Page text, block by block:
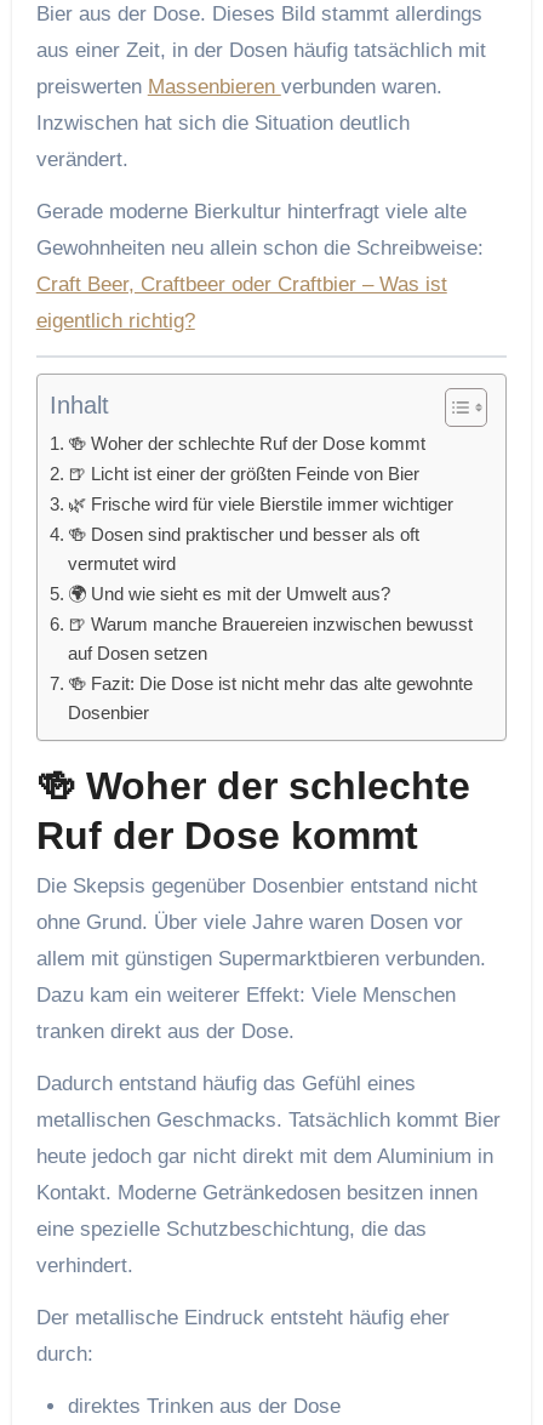
Bier aus der Dose. Dieses Bild stammt allerdings
aus einer Zeit, in der Dosen häufig tatsächlich mit
preiswerten Massenbieren verbunden waren.
Inzwischen hat sich die Situation deutlich
verändert.
Gerade moderne Bierkultur hinterfragt viele alte
Gewohnheiten neu allein schon die Schreibweise:
Craft Beer, Craftbeer oder Craftbier – Was ist
eigentlich richtig?
Inhalt
🍻 Woher der schlechte Ruf der Dose kommt
🍺 Licht ist einer der größten Feinde von Bier
🌿 Frische wird für viele Bierstile immer wichtiger
🍻 Dosen sind praktischer und besser als oft
vermutet wird
🌍 Und wie sieht es mit der Umwelt aus?
🍺 Warum manche Brauereien inzwischen bewusst
auf Dosen setzen
🍻 Fazit: Die Dose ist nicht mehr das alte gewohnte
Dosenbier
🍻 Woher der schlechte
Ruf der Dose kommt
Die Skepsis gegenüber Dosenbier entstand nicht
ohne Grund. Über viele Jahre waren Dosen vor
allem mit günstigen Supermarktbieren verbunden.
Dazu kam ein weiterer Effekt: Viele Menschen
tranken direkt aus der Dose.
Dadurch entstand häufig das Gefühl eines
metallischen Geschmacks. Tatsächlich kommt Bier
heute jedoch gar nicht direkt mit dem Aluminium in
Kontakt. Moderne Getränkedosen besitzen innen
eine spezielle Schutzbeschichtung, die das
verhindert.
Der metallische Eindruck entsteht häufig eher
durch:
direktes Trinken aus der Dose